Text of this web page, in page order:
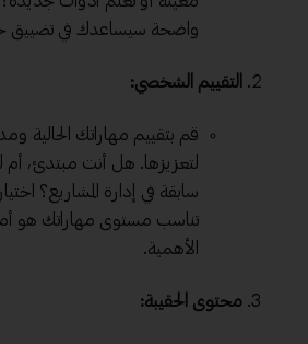
واضحة سيساعدك في تضييق
التقييم الشخصي:
قم بتقييم مهاراتك الحالية
لتعزيزها. هل أنت مبتدئ، أم
سابقة في إدارة المشاريع؟
تناسب مستوى مهاراتك هو
الأهمية.
محتوى الحقيبة: